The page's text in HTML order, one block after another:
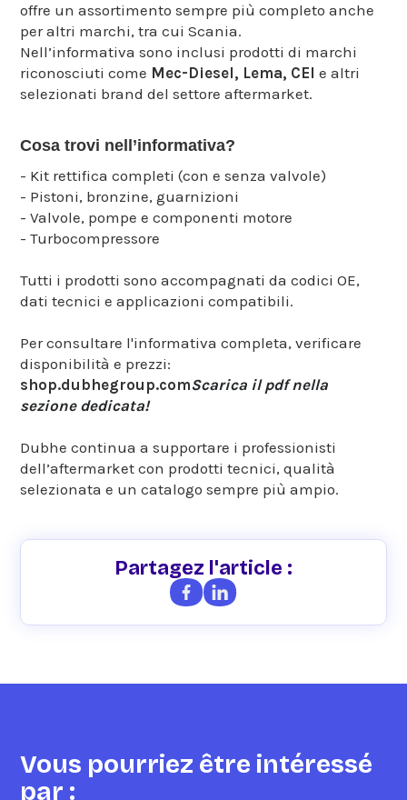
Partagez l'article :
offre un assortimento sempre più completo anche
per altri marchi, tra cui Scania.
Nell’informativa sono inclusi prodotti di marchi
riconosciuti come Mec-Diesel, Lema, CEI e altri
selezionati brand del settore aftermarket.
Cosa trovi nell’informativa?
- Kit rettifica completi (con e senza valvole)
- Pistoni, bronzine, guarnizioni
- Valvole, pompe e componenti motore
- Turbocompressore
Tutti i prodotti sono accompagnati da codici OE,
dati tecnici e applicazioni compatibili.
Per consultare l'informativa completa, verificare
disponibilità e prezzi:
shop.dubhegroup.comScarica il pdf nella
sezione dedicata!
Dubhe continua a supportare i professionisti
dell’aftermarket con prodotti tecnici, qualità
selezionata e un catalogo sempre più ampio.
Vous pourriez être intéressé
par :